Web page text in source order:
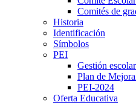
Comités de
Historia
Identificación
Símbolos
PEI
Gestión escolar
Plan de
PEI-2024
Oferta Educativa